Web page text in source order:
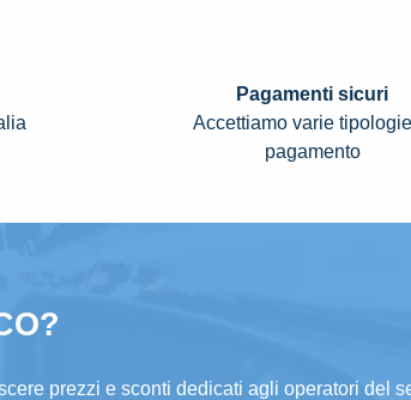
Pagamenti sicuri
Accettiamo varie
pagamento
prezzi e sconti dedicati agli operatori del